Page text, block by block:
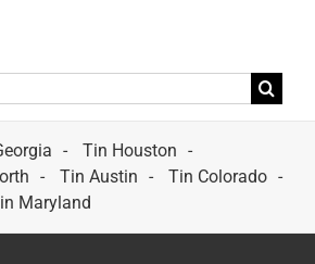
Tin Houston
Tin Austin
Tin Colorado
Maryland